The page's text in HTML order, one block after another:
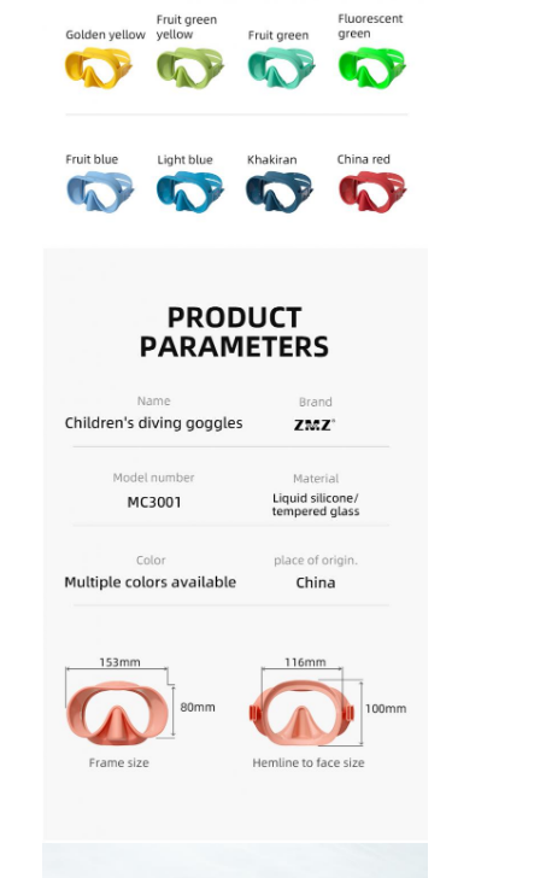
Para casa
Sobre nós
Visita à fábrica
Notícias
Máscara de mergulho para adultos